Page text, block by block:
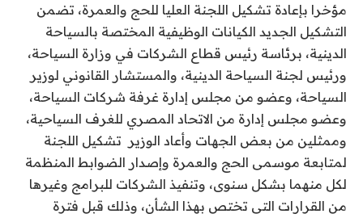
مؤخرا بإعادة تشكيل اللجنة العليا للحج والعمرة، تضمن
التشكيل الجديد الكيانات الوظيفية المختصة بالسياحة
الدينية، برئاسة رئيس قطاع الشركات في وزارة السياحة،
ورئيس لجنة السياحة الدينية، والمستشار القانوني لوزير
السياحة، وعضو من مجلس إدارة غرفة شركات السياحة،
وعضو مجلس إدارة من الاتحاد المصري للغرف السياحية،
وممثلين من بعض الجهات وأعاد الوزير تشكيل اللجنة
لمتابعة موسمى الحج والعمرة وإصدار الضوابط المنظمة
لكل منهما بشكل سنوى، وتنفيذ الشركات للبرامج وغيرها
من القرارات التى تختص بهذا الشأن، وذلك قبل فترة